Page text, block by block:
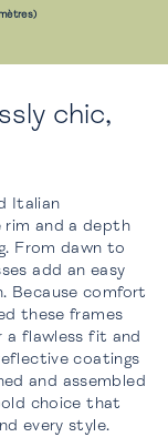
chic,
Italian
rim and a depth
From dawn to
add an easy
Because comfort
these frames
a flawless fit and
coatings
and assembled
choice that
every style.